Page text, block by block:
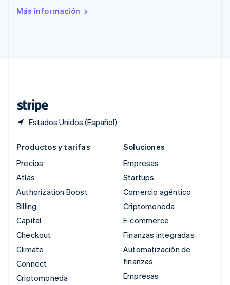
Más información
Estados Unidos (Español)
English
Productos y tarifas
Precios
Atlas
Authorization Boost
Billing
Capital
Checkout
Climate
Connect
Criptomoneda
Soluciones
Empresas
Startups
Comercio agéntico
Criptomoneda
E-commerce
Finanzas integradas
Automatización de
finanzas
Empresas